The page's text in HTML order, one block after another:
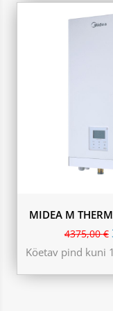
MIDEA M
4375,00€
Köetav pind kuni